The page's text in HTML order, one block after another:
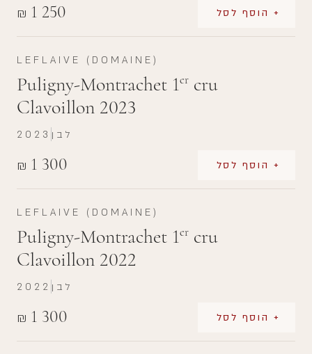
₪ 1 250 + הוסף לסל
LEFLAIVE (DOMAINE)
Puligny-Montrachet 1er cru
Clavoillon 2023
₪ 1 300 + הוסף לסל
2023 לבן
LEFLAIVE (DOMAINE)
Puligny-Montrachet 1er cru
Clavoillon 2022
₪ 1 300 + הוסף לסל
2022 לבן